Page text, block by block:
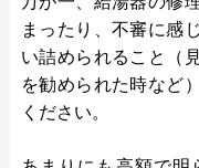
まったり、不審に感
い詰められること（
を勧められた時など
ください。